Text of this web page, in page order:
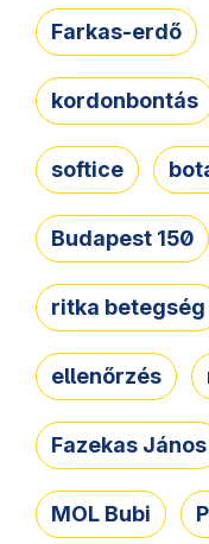
Farkas-erdő
kordonbontás
softice
Budapest 150
ritka betegség
ellenőrzés
Fazekas János
MOL Bubi